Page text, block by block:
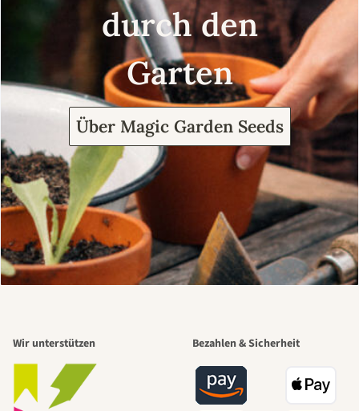
durch den
Garten
Über Magic Garden Seeds
Wir unterstützen Bezahlen & Sicherheit